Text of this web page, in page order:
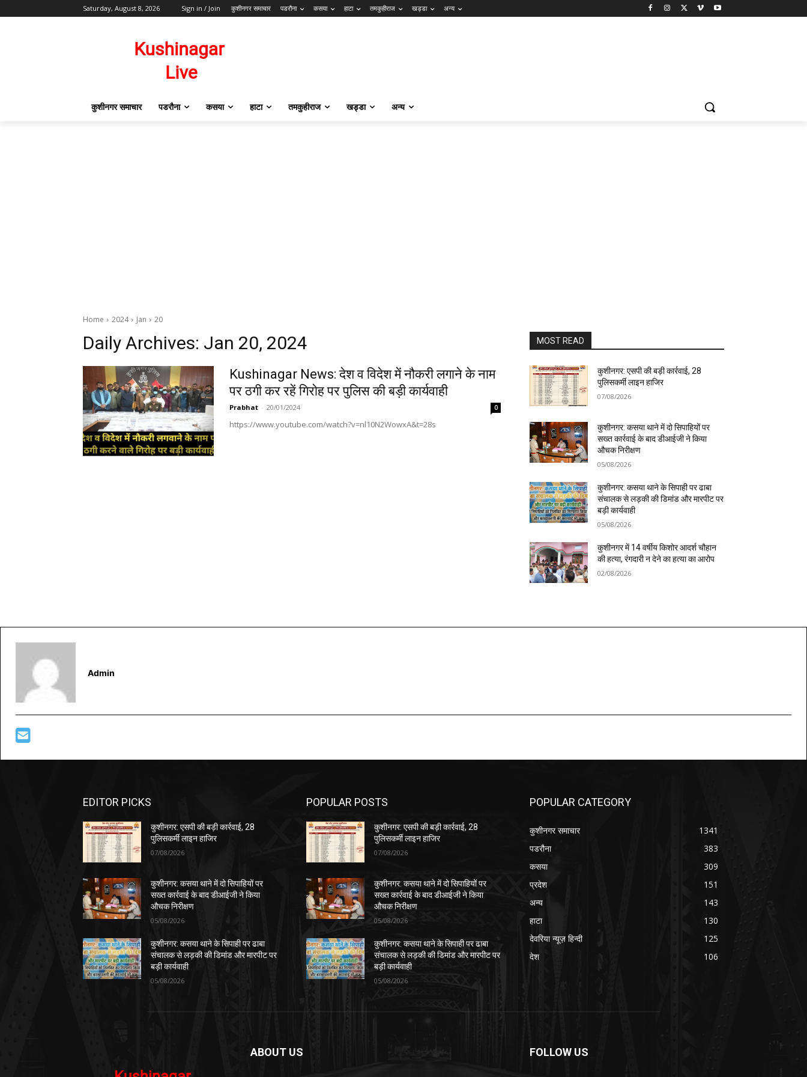
Saturday, August 8, 2026 Sign in / Join कुशीनगर समाचार पडरौना कसया हाटा तमकुहीराज खड्डा अन्य
कुशीनगर समाचार पडरौना कसया हाटा तमकुहीराज खड्डा अन्य
Home 2024 Jan 20
Daily Archives: Jan 20, 2024
Kushinagar News: देश व विदेश में नौकरी लगाने के नाम
पर ठगी कर रहें गिरोह पर पुलिस की बड़ी कार्यवाही
Prabhat - 20/01/2024 0
https://www.youtube.com/watch?v=nl10N2WowxA&t=28s
MOST READ
कुशीनगर: एसपी की बड़ी कार्रवाई, 28
पुलिसकर्मी लाइन हाजिर
07/08/2026
कुशीनगर: कसया थाने में दो सिपाहियों पर
सख्त कार्रवाई के बाद डीआईजी ने किया
औचक निरीक्षण
05/08/2026
कुशीनगर: कसया थाने के सिपाही पर ढाबा
संचालक से लड़की की डिमांड और मारपीट पर
बड़ी कार्यवाही
05/08/2026
कुशीनगर में 14 वर्षीय किशोर आदर्श चौहान
की हत्या, रंगदारी न देने का हत्या का आरोप
02/08/2026
Admin
EDITOR PICKS
कुशीनगर: एसपी की बड़ी कार्रवाई, 28
पुलिसकर्मी लाइन हाजिर
07/08/2026
कुशीनगर: कसया थाने में दो सिपाहियों पर
सख्त कार्रवाई के बाद डीआईजी ने किया
औचक निरीक्षण
05/08/2026
कुशीनगर: कसया थाने के सिपाही पर ढाबा
संचालक से लड़की की डिमांड और मारपीट पर
बड़ी कार्यवाही
05/08/2026
POPULAR POSTS
कुशीनगर: एसपी की बड़ी कार्रवाई, 28
पुलिसकर्मी लाइन हाजिर
07/08/2026
कुशीनगर: कसया थाने में दो सिपाहियों पर
सख्त कार्रवाई के बाद डीआईजी ने किया
औचक निरीक्षण
05/08/2026
कुशीनगर: कसया थाने के सिपाही पर ढाबा
संचालक से लड़की की डिमांड और मारपीट पर
बड़ी कार्यवाही
05/08/2026
POPULAR CATEGORY
कुशीनगर समाचार
1341
पडरौना
383
कसया
309
प्रदेश
151
अन्य
143
हाटा
130
देवरिया न्यूज़ हिन्दी
125
देश
106
ABOUT US FOLLOW US